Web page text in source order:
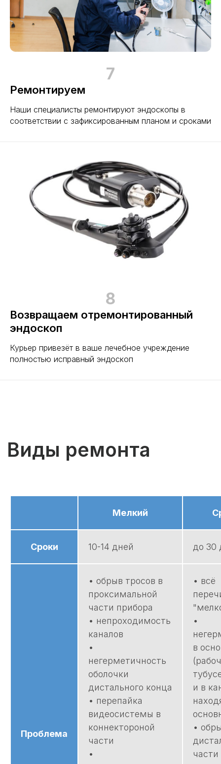
7
Ремонтируем
Наши специалисты ремонтируют эндоскопы в
соответствии с зафиксированным планом и сроками
8
Возвращаем отремонтированный
эндоскоп
Курьер привезёт в ваше лечебное учреждение
полностью исправный эндоскоп
Мелкий
Сроки 10-14 дней до 30
Проблема
• обрыв тросов в
проксимальной
части прибора
• непроходимость
каналов
•
негерметичность
оболочки
дистального конца
• перепайка
видеосистемы в
коннектороной
части
•
• всё
•
в
и в
•
части